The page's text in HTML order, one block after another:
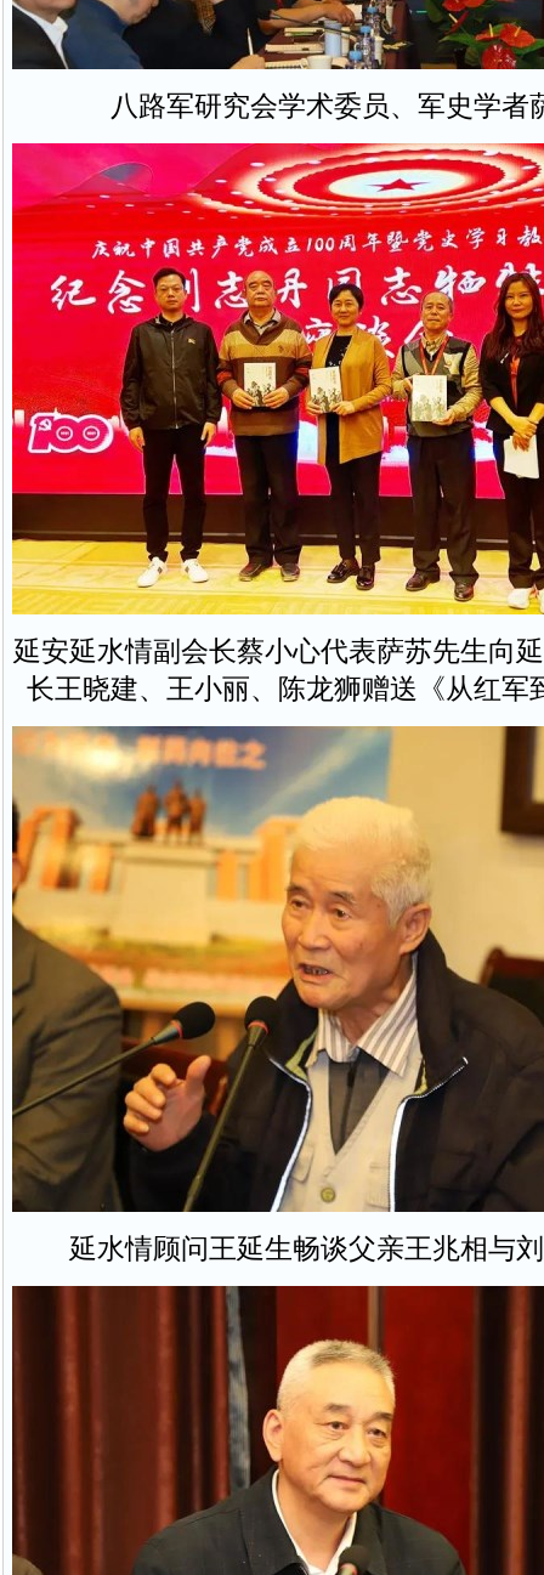
八路军研究会学术委员、军史学者
延安延水情副会长蔡小心代表萨苏先生向
长王晓建、王小丽、陈龙狮赠送《从红军
延水情顾问王延生畅谈父亲王兆相与